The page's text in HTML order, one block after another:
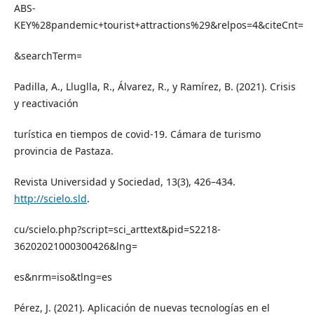
ABS-
KEY%28pandemic+tourist+attractions%29&relpos=4&citeCnt=
&searchTerm=
Padilla, A., Lluglla, R., Álvarez, R., y Ramírez, B. (2021). Crisis
y reactivación
turística en tiempos de covid-19. Cámara de turismo
provincia de Pastaza.
Revista Universidad y Sociedad, 13(3), 426–434.
http://scielo.sld.
cu/scielo.php?script=sci_arttext&pid=S2218-
36202021000300426&lng=
es&nrm=iso&tlng=es
Pérez, J. (2021). Aplicación de nuevas tecnologías en el